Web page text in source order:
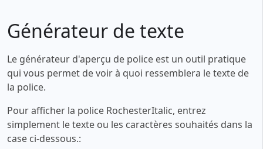
Générateur de texte
Le générateur d'aperçu de police est un outil pratique
qui vous permet de voir à quoi ressemblera le texte de
la police.
Pour afficher la police RochesterItalic, entrez
simplement le texte ou les caractères souhaités dans la
case ci-dessous.: